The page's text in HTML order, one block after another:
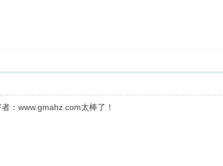
：www.gmahz.com太棒了！